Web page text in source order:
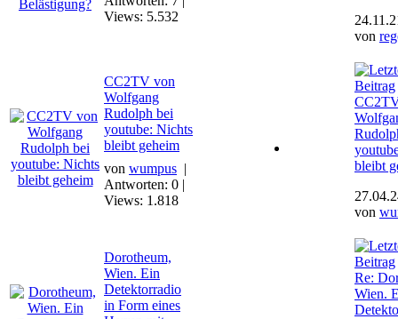
Views: 5.532
von
CC2TV von
Wolfgang
Rudolph bei
youtube: Nichts
bleibt geheim
von wumpus |
Antworten: 0 |
Views: 1.818
bleibt
von
Dorotheum,
Wien. Ein
Detektorradio
in Form eines
Re:
Wien.